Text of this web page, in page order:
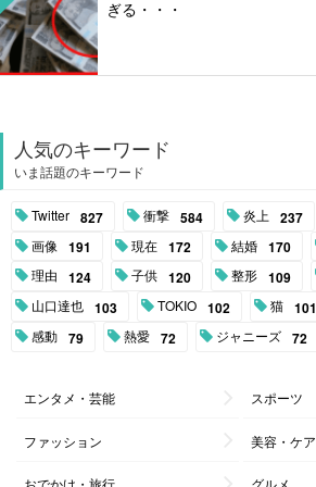
ぎる・・・
人気のキーワード
いま話題のキーワード
Twitter 827 衝撃 584 炎上 237
画像 191 現在 172 結婚 170
理由 124 子供 120 整形 109
山口達也 103 TOKIO 102 猫 101
感動 79 熱愛 72 ジャニーズ 72
エンタメ・芸能 スポーツ
ファッション 美容・ケア
おでかけ・旅行 グルメ